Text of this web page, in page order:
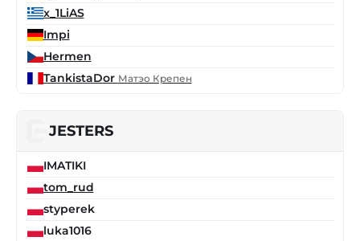
x_1LiAS
Impi
Hermen
TankistaDor Матэо Крепен
JESTERS
IMATIKI
tom_rud
styperek
luka1016